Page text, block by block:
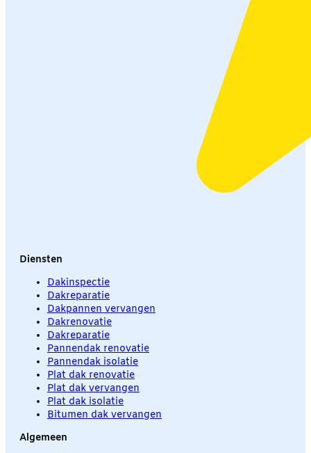
Diensten
Dakinspectie
Dakreparatie
Dakpannen vervangen
Dakrenovatie
Dakreparatie
Pannendak renovatie
Pannendak isolatie
Plat dak renovatie
Plat dak vervangen
Plat dak isolatie
Bitumen dak vervangen
Algemeen